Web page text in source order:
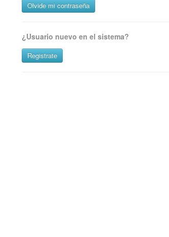
Número de documento (*)
Olvide mi contraseña
¿Usuario nuevo en el sistema?
Registrate